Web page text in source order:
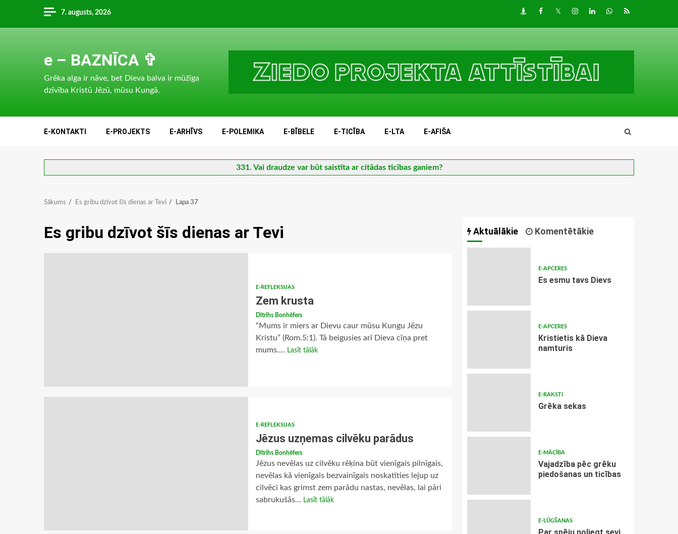
content
7. augusts, 2026 DraugiemFacebook
TwitterInstagram
LinkedInwhatsapp
RSS
e – BAZNĪCA ✞
Grēka alga ir nāve, bet Dieva balva ir mūžīga
dzīvība Kristū Jēzū, mūsu Kungā.
E-KONTAKTI E-PROJEKTS E-ARHĪVS E-POLEMIKA E-BĪBELE E-TICĪBA E-LTA E-AFIŠA
331. Vai draudze var būt saistīta ar citādas ticības ganiem?
Sākums Es gribu dzīvot šīs dienas ar Tevi Lapa 37
Es gribu dzīvot šīs dienas ar Tevi
E-REFLEKSIJAS
Zem krusta
Dītrihs Bonhēfers
“Mums ir miers ar Dievu caur mūsu Kungu Jēzu
Kristu” (Rom.5:1). Tā beigusies arī Dieva cīņa pret
mums.... Lasīt tālāk
E-REFLEKSIJAS
Jēzus uzņemas cilvēku parādus
Dītrihs Bonhēfers
Jēzus nevēlas uz cilvēku rēķina būt vienīgais pilnīgais,
nevēlas kā vienīgais bezvainīgais noskatīties lejup uz
cilvēci kas grimst zem parādu nastas, nevēlas, lai pāri
sabrukušās... Lasīt tālāk
Aktuālākie Komentētākie
E-APCERES
Es esmu tavs Dievs
E-APCERES
Kristietis kā Dieva
namturis
E-RAKSTI
Grēka sekas
E-MĀCĪBA
Vajadzība pēc grēku
piedošanas un ticības
E-LŪGŠANAS